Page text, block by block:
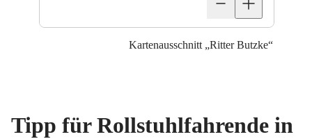
Kartenausschnitt „Ritter Butzke“
Tipp für Rollstuhlfahrende in